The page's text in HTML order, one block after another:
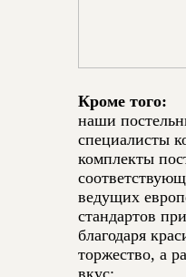
Кроме того:
наши
специалисты
комплекты
ведущих
стандартов
благодаря
торжество, а
вкус;